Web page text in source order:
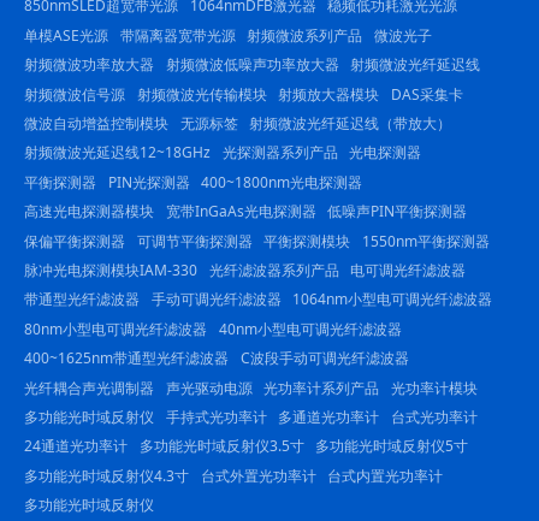
850nmSLED超宽带光源
1064nmDFB激光器 稳频低功耗激光光源
单模ASE光源 带隔离器宽带光源 射频微波系列产品
微波光子
射频微波功率放大器
射频微波低噪声功率放大器 射频微波光纤延迟线
射频微波信号源 射频微波光传输模块 射频放大器模块
DAS采集卡
微波自动增益控制模块 无源标签 射频微波光纤延迟线（带放大）
射频微波光延迟线12~18GHz 光探测器系列产品 光电探测器
平衡探测器
PIN光探测器 400~1800nm光电探测器
高速光电探测器模块
宽带InGaAs光电探测器 低噪声PIN平衡探测器
保偏平衡探测器
可调节平衡探测器 平衡探测模块
1550nm平衡探测器
脉冲光电探测模块IAM-330 光纤滤波器系列产品
电可调光纤滤波器
带通型光纤滤波器
手动可调光纤滤波器
1064nm小型电可调光纤滤波器
80nm小型电可调光纤滤波器
40nm小型电可调光纤滤波器
400~1625nm带通型光纤滤波器
C波段手动可调光纤滤波器
光纤耦合声光调制器
声光驱动电源 光功率计系列产品
光功率计模块
多功能光时域反射仪
手持式光功率计 多通道光功率计
台式光功率计
24通道光功率计
多功能光时域反射仪3.5寸
多功能光时域反射仪5寸
多功能光时域反射仪4.3寸
台式外置光功率计
台式内置光功率计
多功能光时域反射仪